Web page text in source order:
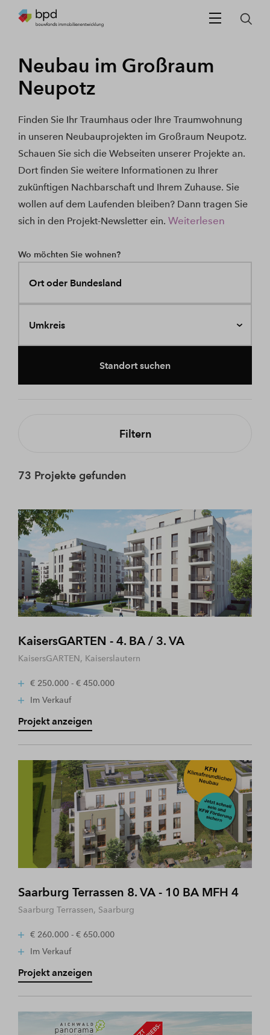
Neubau im Großraum
Neupotz
Finden Sie Ihr Traumhaus oder Ihre Traumwohnung
in unseren Neubauprojekten im Großraum Neupotz.
Schauen Sie sich die Webseiten unserer Projekte an.
Dort finden Sie weitere Informationen zu Ihrer
zukünftigen Nachbarschaft und Ihrem Zuhause. Sie
wollen auf dem Laufenden bleiben? Dann tragen Sie
sich in den Projekt-Newsletter ein. Weiterlesen
Wo möchten Sie wohnen?
Ort oder Bundesland
Umkreis
Standort suchen
Filtern
73 Projekte gefunden
KaisersGARTEN - 4. BA / 3. VA
KaisersGARTEN, Kaiserslautern
€ 250.000 - € 450.000
Im Verkauf
Projekt anzeigen
Saarburg Terrassen 8. VA - 10 BA MFH 4
Saarburg Terrassen, Saarburg
€ 260.000 - € 650.000
Im Verkauf
Projekt anzeigen